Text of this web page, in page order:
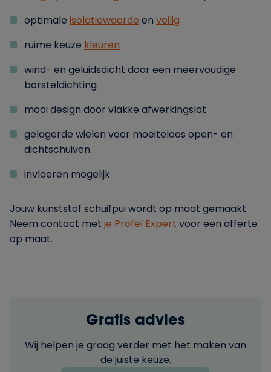
optimale isolatiewaarde en veilig
ruime keuze kleuren
wind- en geluidsdicht door een meervoudige
borsteldichting
mooi design door vlakke afwerkingslat
gelagerde wielen voor moeiteloos open- en
dichtschuiven
invloeren mogelijk
Jouw kunststof schuifpui wordt op maat gemaakt.
Neem contact met je Profel Expert voor een offerte
op maat.
Gratis advies
Wij helpen je graag verder met het maken van
de juiste keuze.